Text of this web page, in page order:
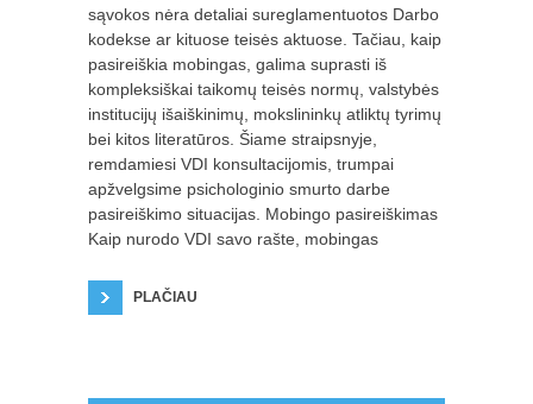
sąvokos nėra detaliai sureglamentuotos Darbo
kodekse ar kituose teisės aktuose. Tačiau, kaip
pasireiškia mobingas, galima suprasti iš
kompleksiškai taikomų teisės normų, valstybės
institucijų išaiškinimų, mokslininkų atliktų tyrimų
bei kitos literatūros. Šiame straipsnyje,
remdamiesi VDI konsultacijomis, trumpai
apžvelgsime psichologinio smurto darbe
pasireiškimo situacijas. Mobingo pasireiškimas
Kaip nurodo VDI savo rašte, mobingas
PLAČIAU